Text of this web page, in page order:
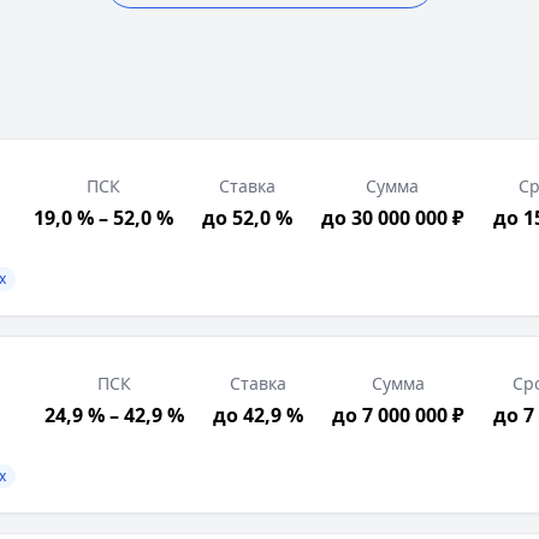
о доходах
в РФ, Трудоустройство в регионе
это целевой потребительский кредит, созданный
ПСК
19,0 % – 52,0 %
Ставка
до 52,0 %
Сумма
до 30 000 000 ₽ до
ПСК
24,9 % – 42,9 %
Ставка
до 42,9 %
Сумма
до 7 000 000 ₽ до 7